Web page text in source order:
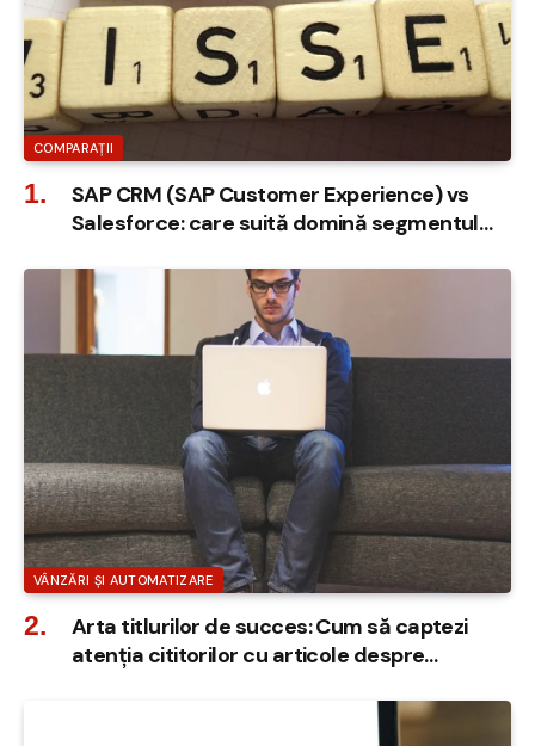
COMPARAȚII
SAP CRM (SAP Customer Experience) vs
Salesforce: care suită domină segmentul
VÂNZĂRI ȘI AUTOMATIZARE
Arta titlurilor de succes: Cum să captezi
atenția cititorilor cu articole despre